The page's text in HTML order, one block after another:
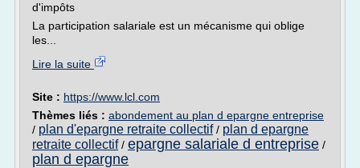
d'impôts
La participation salariale est un mécanisme qui oblige
les...
Lire la suite
Site : https://www.lcl.com
Thèmes liés : abondement au plan d epargne entreprise
/ plan d'epargne retraite collectif/ plan d epargne
retraite collectif/ epargne salariale d entreprise /
plan d epargne